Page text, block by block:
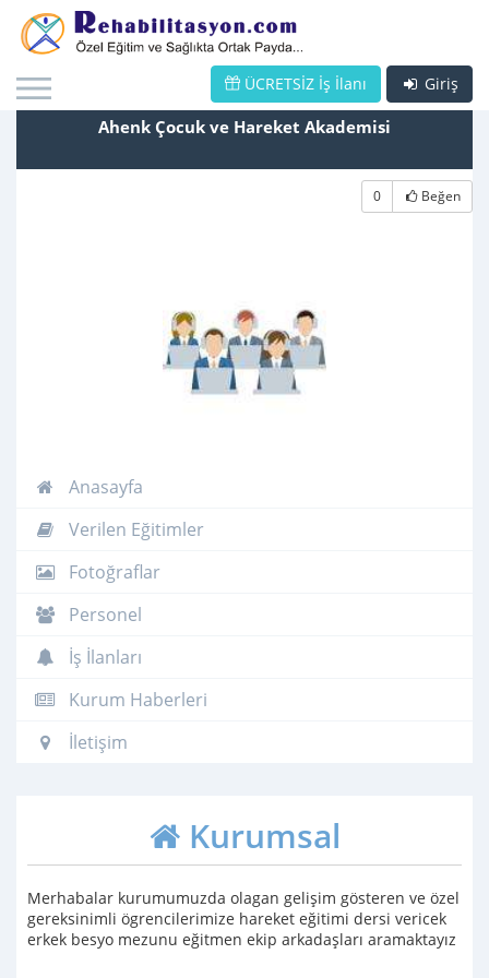
Giriş
ÜCRETSİZ İş İlanı
Ahenk Çocuk ve Hareket Akademisi
0 Beğen
Anasayfa
Verilen Eğitimler
Fotoğraflar
Personel
İş İlanları
Kurum Haberleri
İletişim
Kurumsal
Merhabalar kurumumuzda olagan gelişim gösteren ve özel
gereksinimli ögrencilerimize hareket eğitimi dersi vericek
erkek besyo mezunu eğitmen ekip arkadaşları aramaktayız